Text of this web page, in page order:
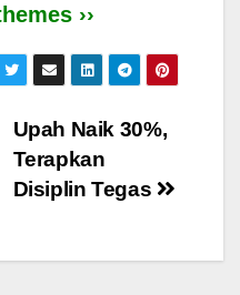
››
Upah Naik 30%,
Terapkan
Disiplin Tegas